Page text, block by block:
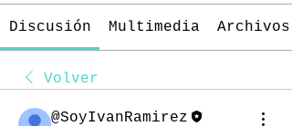
Discusión Multimedia Archivos
Volver
@SoyIvanRamirez